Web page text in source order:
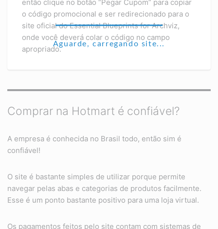
Aguarde, carregando site...
então clique no botão “Pegar Cupom” para copiar
o código promocional e ser redirecionado para o
site oficial do Essential Blueprints for Archviz,
onde você deverá colar o código no campo
apropriado.
Comprar na Hotmart é confiável?
A empresa é conhecida no Brasil todo, então sim é
confiável!
O site é bastante simples de utilizar porque permite
navegar pelas abas e categorias de produtos facilmente.
Esse é um ponto bastante positivo para uma loja virtual.
Os pagamentos feitos pelo site contam com sistemas de